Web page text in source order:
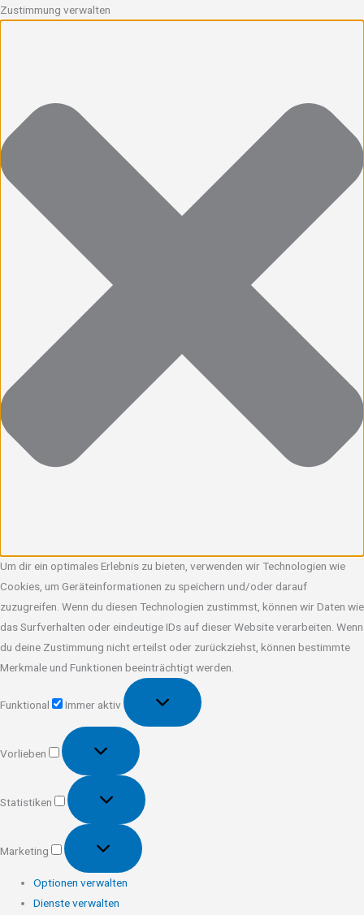
Zustimmung verwalten
Um dir ein optimales Erlebnis zu bieten, verwenden wir Technologien wie
Cookies, um Geräteinformationen zu speichern und/oder darauf
zuzugreifen. Wenn du diesen Technologien zustimmst, können wir Daten wie
das Surfverhalten oder eindeutige IDs auf dieser Website verarbeiten. Wenn
du deine Zustimmung nicht erteilst oder zurückziehst, können bestimmte
Merkmale und Funktionen beeinträchtigt werden.
Funktional
Immer aktiv
Vorlieben
Vorlieben
Statistiken
Statistiken
Marketing
Marketing
Optionen verwalten
Dienste verwalten